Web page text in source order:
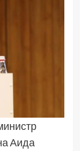
Аида